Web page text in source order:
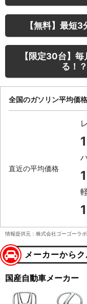
【無料】最短
【限定30台】
る！
全国のガソリン平均価格
直近の平均価格
情報提供元：株式会社ゴーゴーラボ
メーカーから
国産自動車メーカー